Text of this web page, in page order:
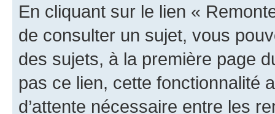
En cliquant sur le lien «
de consulter un sujet, vous
des sujets, à la première page
pas ce lien, cette fonctionnalité
d’attente nécessaire entre les